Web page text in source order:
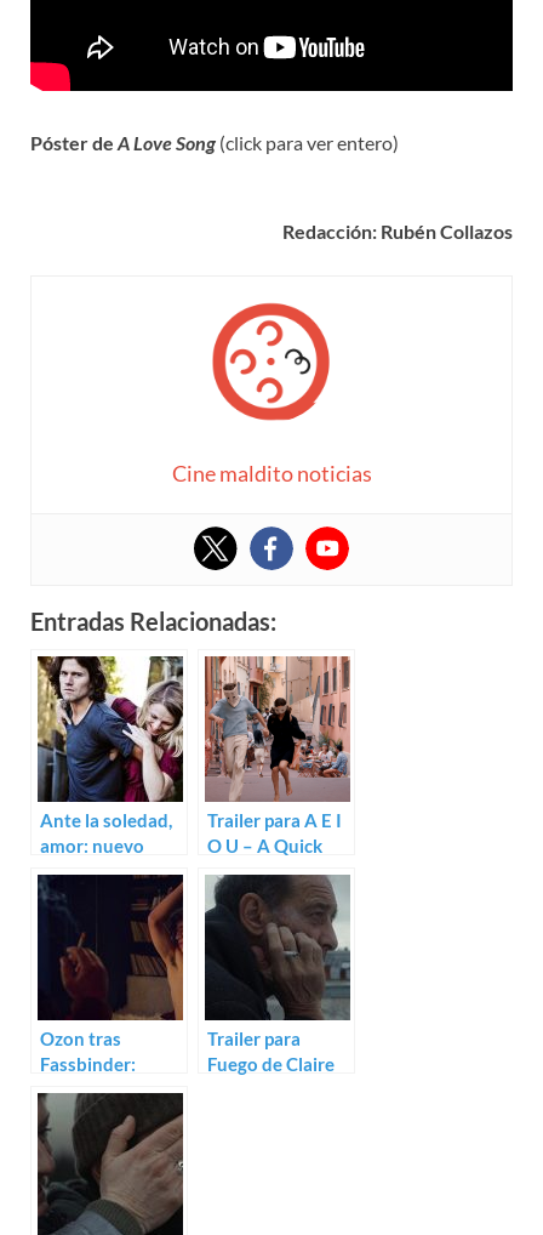
Póster de A Love Song (click para ver entero)
Redacción: Rubén Collazos
Cine maldito noticias
Entradas Relacionadas:
Ante la soledad,
amor: nuevo
trailer de 9 Full
Moons con Amy
Trailer para A E I
O U – A Quick
Alphabet of Love
Ozon tras
Fassbinder:
Trailer para Peter
von Kant
Trailer para
Fuego de Claire